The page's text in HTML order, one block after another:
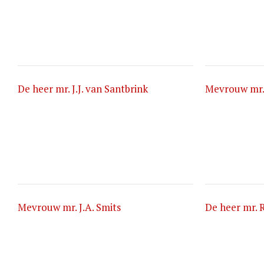
De heer mr. J.J. van Santbrink Mevrouw
Mevrouw mr. J.A. Smits De heer mr.